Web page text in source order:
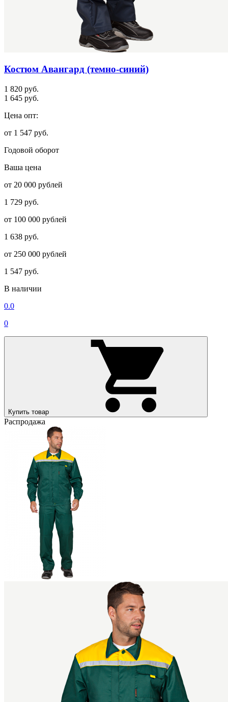
Костюм Авангард (темно-синий)
1 820 руб.
1 645 руб.
Цена опт:
от 1 547 руб.
Годовой оборот
Ваша цена
от 20 000 рублей
1 729 руб.
от 100 000 рублей
1 638 руб.
от 250 000 рублей
1 547 руб.
В наличии
0.0
0
Купить товар
Распродажа